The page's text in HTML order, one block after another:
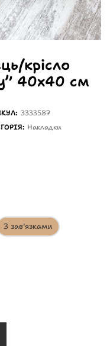
крісло
40х40 см
3333587
Накладки
З зав'язками